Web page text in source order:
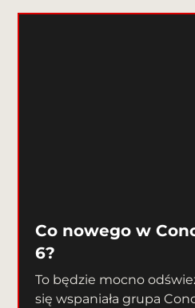
Co nowego w
6?
To będzie mocno
się wspaniała grupa